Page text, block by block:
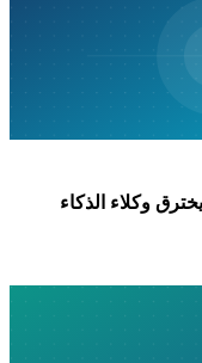
الذي يخترق وكلاء الذكاء